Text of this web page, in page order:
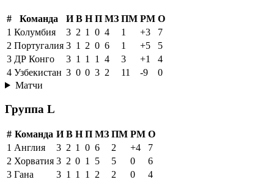
# Команда И В Н П МЗ ПМ РМ О
1 Колумбия 3 2 1 0 4 1 +3
7
2 Португалия 3 1 2 0 6 1 +5
5
3 ДР Конго 3 1 1 1 4 3 +1
4
4 Узбекистан 3 0 0 3 2 11 -9
0
Матчи
Группа L
# Команда И В Н П МЗ ПМ РМ О
1 Англия 3 2 1 0 6 2 +4
7
2 Хорватия 3 2 0 1 5 5 0
6
3 Гана 3 1 1 1 2 2 0
4